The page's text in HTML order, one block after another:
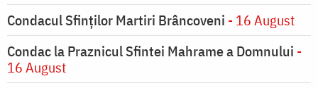
Condacul Sfinților Martiri Brâncoveni - 16 August
Condac la Praznicul Sfintei Mahrame a Domnului -
16 August